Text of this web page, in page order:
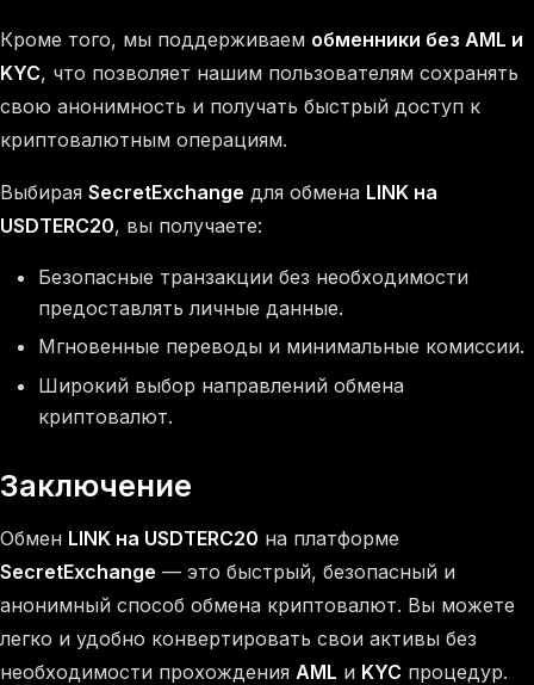
Кроме того, мы поддерживаем обменники без AML и
KYC, что позволяет нашим пользователям сохранять
свою анонимность и получать быстрый доступ к
криптовалютным операциям.
Выбирая SecretExchange для обмена LINK на
USDTERC20, вы получаете:
Безопасные транзакции без необходимости
предоставлять личные данные.
Мгновенные переводы и минимальные комиссии.
Широкий выбор направлений обмена
криптовалют.
Заключение
Обмен LINK на USDTERC20 на платформе
SecretExchange — это быстрый, безопасный и
анонимный способ обмена криптовалют. Вы можете
легко и удобно конвертировать свои активы без
необходимости прохождения AML и KYC процедур.